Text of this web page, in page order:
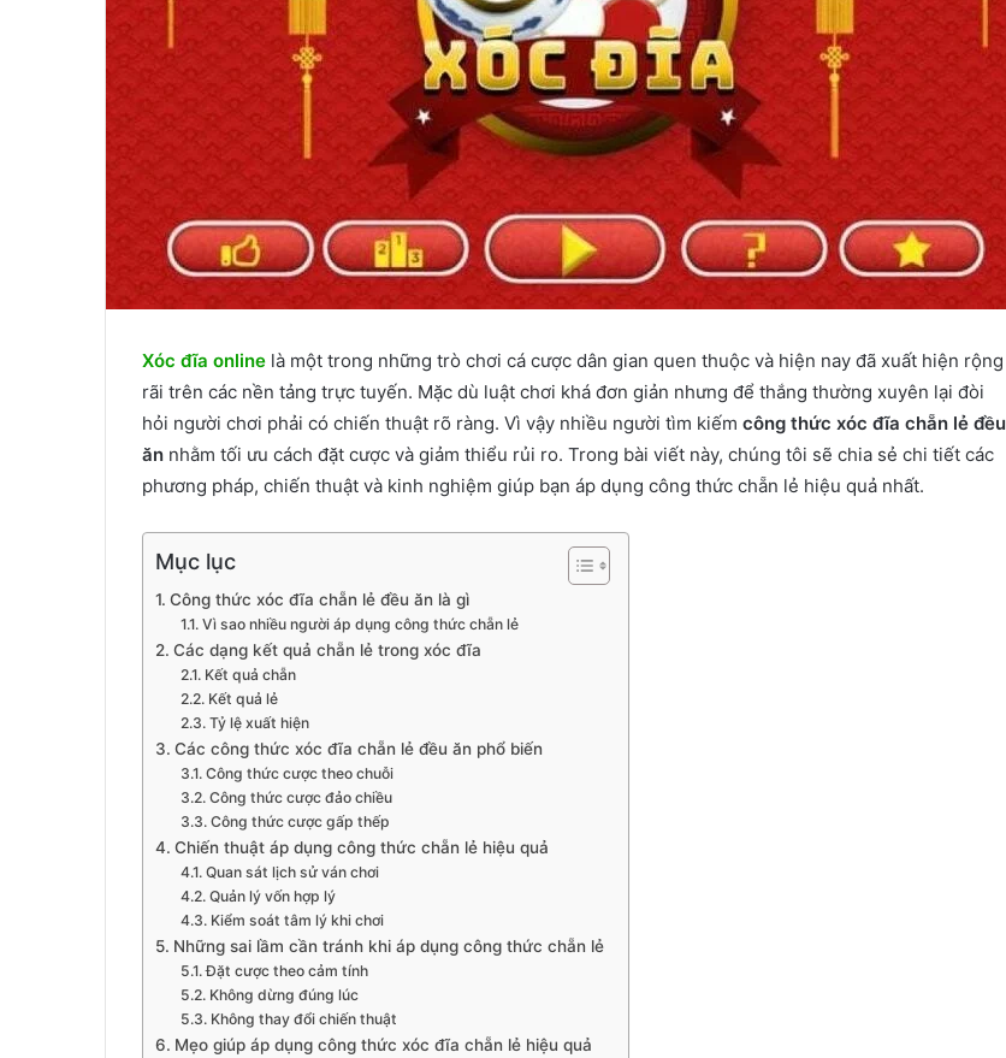
Xóc đĩa online là một trong những trò chơi cá cược dân gian quen thuộc và hiện nay đã xuất hiện rộng
rãi trên các nền tảng trực tuyến. Mặc dù luật chơi khá đơn giản nhưng để thắng thường xuyên lại đòi
hỏi người chơi phải có chiến thuật rõ ràng. Vì vậy nhiều người tìm kiếm công thức xóc đĩa chẵn lẻ đều
ăn nhằm tối ưu cách đặt cược và giảm thiểu rủi ro. Trong bài viết này, chúng tôi sẽ chia sẻ chi tiết các
phương pháp, chiến thuật và kinh nghiệm giúp bạn áp dụng công thức chẵn lẻ hiệu quả nhất.
Mục lục
Công thức xóc đĩa chẵn lẻ đều ăn là gì
Vì sao nhiều người áp dụng công thức chẵn lẻ
Các dạng kết quả chẵn lẻ trong xóc đĩa
Kết quả chẵn
Kết quả lẻ
Tỷ lệ xuất hiện
Các công thức xóc đĩa chẵn lẻ đều ăn phổ biến
Công thức cược theo chuỗi
Công thức cược đảo chiều
Công thức cược gấp thếp
Chiến thuật áp dụng công thức chẵn lẻ hiệu quả
Quan sát lịch sử ván chơi
Quản lý vốn hợp lý
Kiểm soát tâm lý khi chơi
Những sai lầm cần tránh khi áp dụng công thức chẵn lẻ
Đặt cược theo cảm tính
Không dừng đúng lúc
Không thay đổi chiến thuật
Mẹo giúp áp dụng công thức xóc đĩa chẵn lẻ hiệu quả